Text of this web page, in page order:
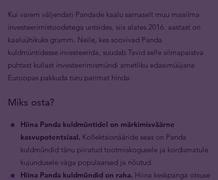
Kui varem väljendati Pandade kaalu sarnaselt muu maailma
investeerimistoodetega untsides, siis alates 2016. aastast on
kaaluühikuks gramm. Neile, kes soovivad Panda
kuldmüntidesse investeerida, suudab Tavid selle silmapaistva
puhtast kullast investeerimismündi ametliku edasimüüjana
Euroopas pakkuda turu parimat hinda.
Miks osta?
Hiina Panda kuldmüntidel on märkimisväärne
kasvupotentsiaal. Kollektsionääride seas on Panda
kuldmündid tänu piiratud tootmiskogusele ja kordumatule
kujundusele väga populaarsed ja nõutud.
Hiina Panda kuldmündid on raha. Hiina keskpanga otsuse